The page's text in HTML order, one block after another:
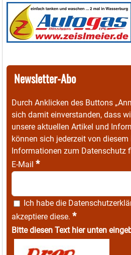
Newsletter-Abo
Durch Anklicken des Buttons
sich damit einverstanden, dass
unsere aktuellen Artikel und
können sich jederzeit von
Informationen zum Datenschutz
E-Mail *
Ich habe die
akzeptiere diese. *
Bitte diesen Text hier unten